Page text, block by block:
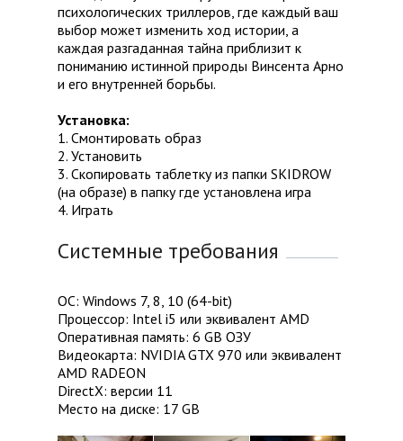
психологических триллеров, где каждый ваш
выбор может изменить ход истории, а
каждая разгаданная тайна приблизит к
пониманию истинной природы Винсента Арно
и его внутренней борьбы.
Установка:
1. Смонтировать образ
2. Установить
3. Скопировать таблетку из папки SKIDROW
(на образе) в папку где установлена игра
4. Играть
Системные требования
ОС: Windows 7, 8, 10 (64-bit)
Процессор: Intel i5 или эквивалент AMD
Оперативная память: 6 GB ОЗУ
Видеокарта: NVIDIA GTX 970 или эквивалент
AMD RADEON
DirectX: версии 11
Место на диске: 17 GB